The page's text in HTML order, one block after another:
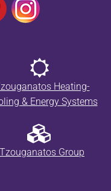
Heating-
& Energy Systems
Tzouganatos Group